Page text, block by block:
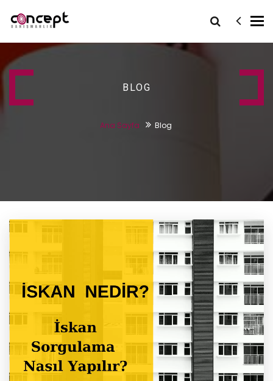
BLOG
Ana Sayfa Blog